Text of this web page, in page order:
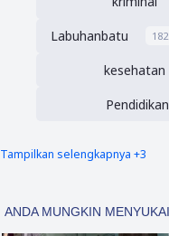
Labuhanbatu 182
kesehatan
Pendidikan
nias barat
Tampilkan selengkapnya +3